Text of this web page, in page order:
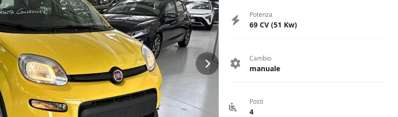
Potenza
69 CV (51 Kw)
Cambio
manuale
Posti
4